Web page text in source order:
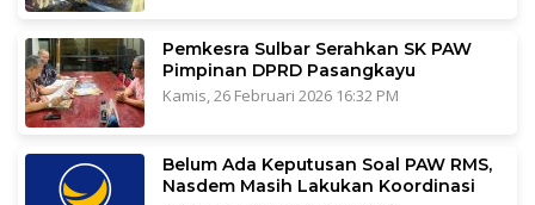
Pemkesra Sulbar Serahkan SK PAW
Pimpinan DPRD Pasangkayu
Kamis, 26 Februari 2026 16:32 PM
Belum Ada Keputusan Soal PAW RMS,
Nasdem Masih Lakukan Koordinasi